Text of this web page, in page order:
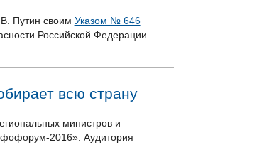
Путин своим Указом № 646
Российской Федерации.
всю страну
министров и
2016». Аудитория